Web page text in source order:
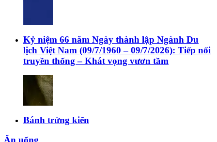
Kỷ niệm 66 năm Ngày thành lập Ngành Du
lịch Việt Nam (09/7/1960 – 09/7/2026): Tiếp nối
truyền thống – Khát vọng vươn tầm
Bánh trứng kiến
Ăn uống